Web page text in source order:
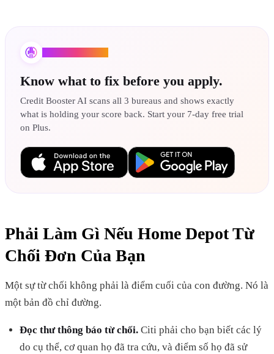
Know what to fix before you apply.
Credit Booster AI scans all 3 bureaus and shows exactly
what is holding your score back. Start your 7-day free trial
on Plus.
Phải Làm Gì Nếu Home Depot Từ
Chối Đơn Của Bạn
Một sự từ chối không phải là điểm cuối của con đường. Nó là
một bản đồ chỉ đường.
Đọc thư thông báo từ chối. Citi phải cho bạn biết các lý
do cụ thể, cơ quan họ đã tra cứu, và điểm số họ đã sử